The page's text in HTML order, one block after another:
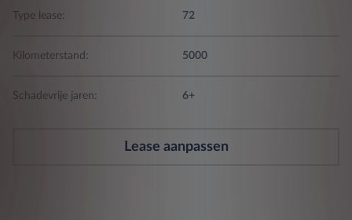
Type lease: 72
Kilometerstand: 5000
Schadevrije jaren: 6+
Lease aanpassen